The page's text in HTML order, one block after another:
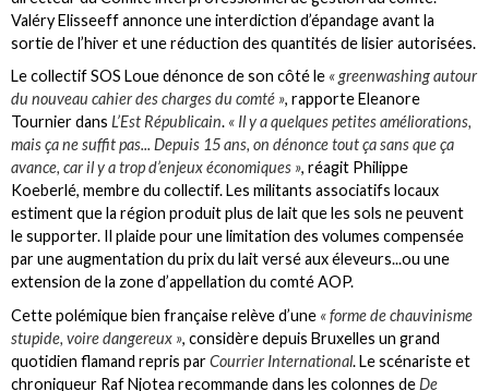
Valéry Elisseeff annonce une interdiction d’épandage avant la
sortie de l’hiver et une réduction des quantités de lisier autorisées.
Le collectif SOS Loue dénonce de son côté le « greenwashing autour
du nouveau cahier des charges du comté », rapporte Eleanore
Tournier dans L’Est Républicain. « Il y a quelques petites améliorations,
mais ça ne suffit pas... Depuis 15 ans, on dénonce tout ça sans que ça
avance, car il y a trop d’enjeux économiques », réagit Philippe
Koeberlé, membre du collectif. Les militants associatifs locaux
estiment que la région produit plus de lait que les sols ne peuvent
le supporter. Il plaide pour une limitation des volumes compensée
par une augmentation du prix du lait versé aux éleveurs...ou une
extension de la zone d’appellation du comté AOP.
Cette polémique bien française relève d’une « forme de chauvinisme
stupide, voire dangereux », considère depuis Bruxelles un grand
quotidien flamand repris parCourrier International. Le scénariste et
chroniqueur Raf Njotea recommande dans les colonnes deDe